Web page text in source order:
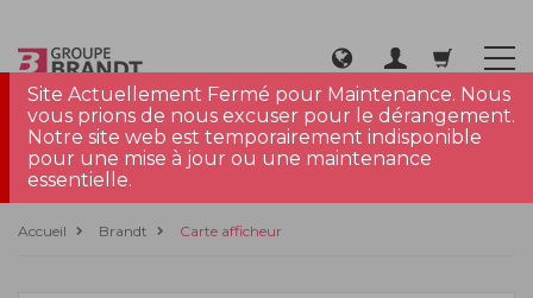
Site Actuellement Fermé pour Maintenance. Nous
vous prions de nous excuser pour le dérangement.
Notre site web est temporairement indisponible
pour une mise à jour ou une maintenance
essentielle.
Accueil Brandt Carte afficheur